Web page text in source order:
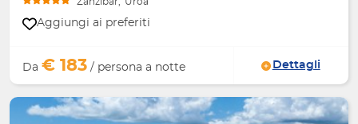
Zanzibar Uroa
Aggiungi ai preferiti
Da € 183 / persona a notte Dettagli